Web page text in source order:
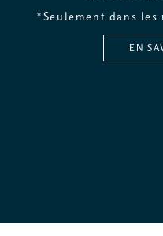
*Seulement dans
EN